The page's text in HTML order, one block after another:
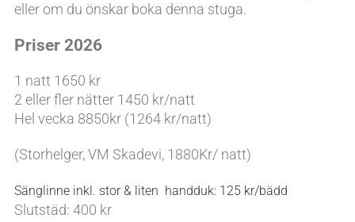
eller om du önskar boka denna stuga.
Priser 2026
1 natt 1650 kr
2 eller fler nätter 1450 kr/natt
Hel vecka 8850kr (1264 kr/natt)
(Storhelger, VM Skadevi, 1880Kr/ natt)
Sänglinne inkl. stor & liten handduk: 125 kr/bädd
Slutstäd: 400 kr